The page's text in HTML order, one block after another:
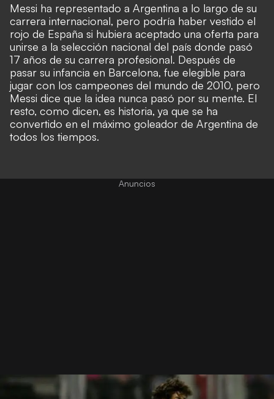
Messi ha representado a Argentina a lo largo de su
carrera internacional, pero podría haber vestido el
rojo de España si hubiera aceptado una oferta para
unirse a la selección nacional del país donde pasó
17 años de su carrera profesional. Después de
pasar su infancia en Barcelona, fue elegible para
jugar con los campeones del mundo de 2010, pero
Messi dice que la idea nunca pasó por su mente. El
resto, como dicen, es historia, ya que se ha
convertido en el máximo goleador de Argentina de
todos los tiempos.